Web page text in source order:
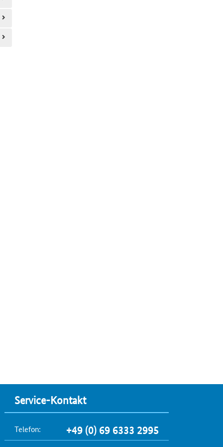
Service-Kontakt
Telefon: +49 (0) 69 6333 2995